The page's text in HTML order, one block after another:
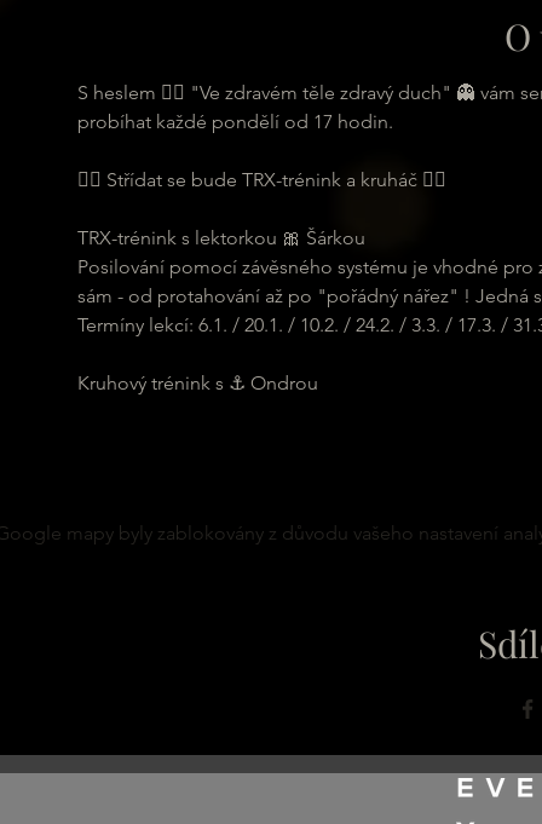
S heslem 🏋️‍♂️ "Ve zdravém těle zdravý duch" 👻 vám
probíhat každé pondělí od 17 hodin.
🏋️‍♂️ Střídat se bude TRX-trénink a kruháč 🏋️‍♂️
TRX-trénink s lektorkou 🎀 Šárkou
Posilování pomocí závěsného systému je vhodné
sám - od protahování až po "pořádný nářez" ! Jedná
Termíny lekcí: 6.1. / 20.1. / 10.2. / 24.2. / 3.3. / 17.3. /
Kruhový trénink s ⚓ Ondrou
mapy byly zablokovány z důvodu vašeho nastavení